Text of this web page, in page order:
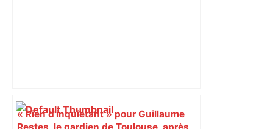
« Rien d'inquiétant » pour Guillaume